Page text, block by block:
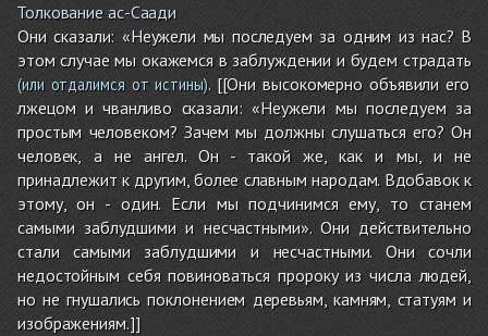
Толкование ас-Саади
Они сказали: «Неужели мы последуем за одним из нас? В
этом случае мы окажемся в заблуждении и будем страдать
(или отдалимся от истины). [[Они высокомерно объявили его
лжецом и чванливо сказали: «Неужели мы последуем за
простым человеком? Зачем мы должны слушаться его? Он
человек, а не ангел. Он - такой же, как и мы, и не
принадлежит к другим, более славным народам. Вдобавок к
этому, он - один. Если мы подчинимся ему, то станем
самыми заблудшими и несчастными». Они действительно
стали самыми заблудшими и несчастными. Они сочли
недостойным себя повиноваться пророку из числа людей,
но не гнушались поклонением деревьям, камням, статуям и
изображениям.]]